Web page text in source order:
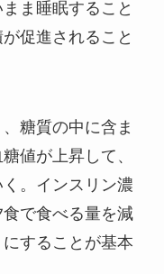
ま睡眠すること
促進されること
糖質の中に含ま
値が上昇して、
。インスリン濃
で食べる量を減
することが基本